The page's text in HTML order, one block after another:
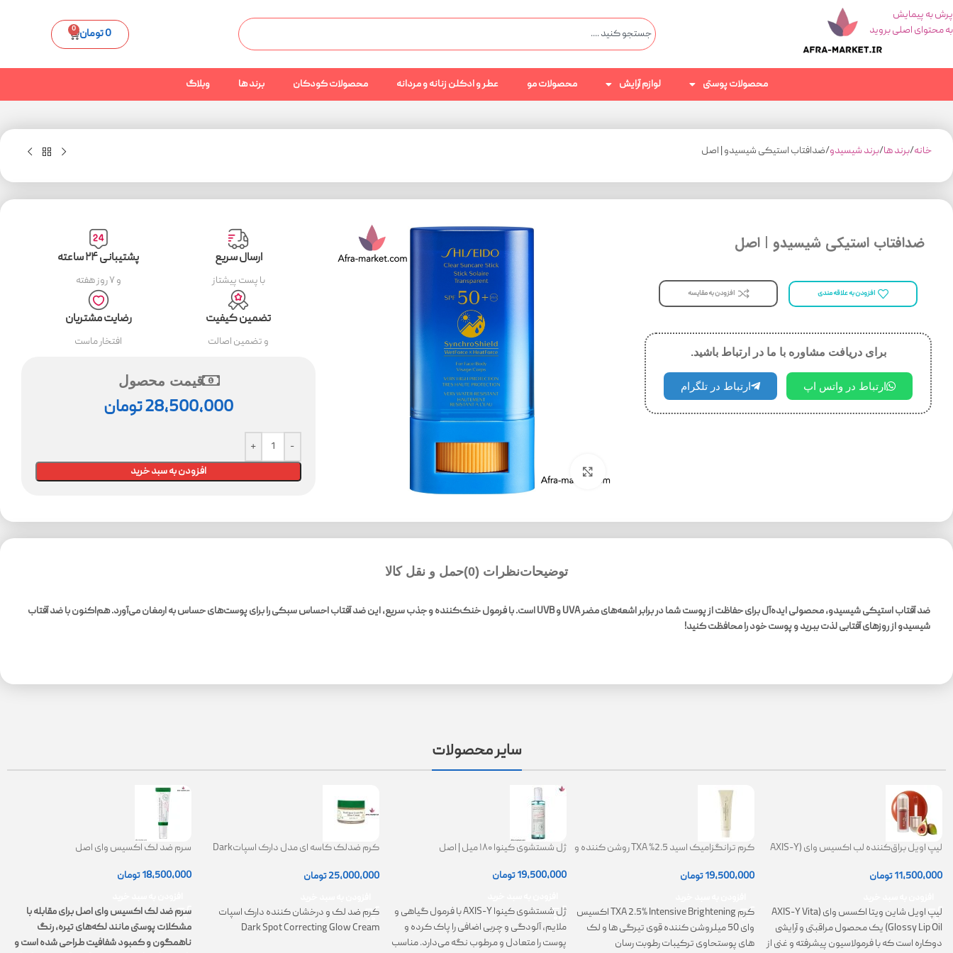
پرش به پیمایش
به محتوای اصلی بروید
0تومان 0
محصولات پوستی لوازم آرایش محصولات مو عطر و ادکلن زنانه و مردانه محصولات کودکان برند ها وبلاگ
خانه برند ها برند شیسیدو ضدافتاب استیکی شیسیدو | اصل
ضدافتاب استیکی شیسیدو | اصل
افزودن به علاقه مندی افزودن به مقایسه
برای دریافت مشاوره با ما در ارتباط باشید.
ارتباط در واتس اپ ارتباط در تلگرام
بزرگنمایی تصویر
ارسال سریع
با پست پیشتاز
پشتیبانی ۲۴ ساعته
و ۷ روز هفته
تضمین کیفیت
و تضمین اصالت
رضایت مشتریان
افتخار ماست
قیمت محصول
28,500,000تومان
افزودن به سبد خرید
توضیحاتنظرات (0) حمل و نقل کالا
ضد آفتاب استیکی شیسیدو، محصولی ایده‌آل برای حفاظت از پوست شما در برابر اشعه‌های مضر UVA و UVB است. با فرمول خنک‌کننده و جذب سریع، این ضد آفتاب احساس سبکی را برای پوست‌های حساس به ارمغان می‌آورد. هم‌اکنون با ضد آفتاب
شیسیدو از روزهای آفتابی لذت ببرید و پوست خود را محافظت کنید!
سایر محصولات
لیپ اویل براق‌کننده لب اکسیس وای (AXIS-Y
11,500,000تومان
لیپ اویل شاین ویتا اکسس وای (AXIS-Y Vita
Glossy Lip Oil) یک محصول مراقبتی و آرایشی
دوکاره است که با فرمولاسیون پیشرفته و غنی از
کرم ترانگزامیک اسید 2.5% TXA روشن کننده و
19,500,000تومان
کرم TXA 2.5% Intensive Brightening اکسیس
وای 50 میلروشن کننده قوی تیرگی ها و لک
های پوستحاوی ترکیبات رطوبت رسان
ژل شستشوی کینوا ۱۸۰ میل | اصل
19,500,000تومان
ژل شستشوی کینوا AXIS-Y با فرمول گیاهی و
ملایم، آلودگی و چربی اضافی را پاک کرده و
پوست را متعادل و مرطوب نگه می‌دارد. مناسب
کرم ضدلک کاسه ای مدل دارک اسپاتDark
25,000,000تومان
کرم ضد لک و درخشان کننده دارک اسپات
Dark Spot Correcting Glow Cream
سرم ضد لک اکسیس وای اصل
18,500,000تومان
سرم ضد لک اکسیس وای اصل برای مقابله با
مشکلات پوستی مانند لکه‌های تیره، رنگ
ناهمگون و کمبود شفافیت طراحی شده است و